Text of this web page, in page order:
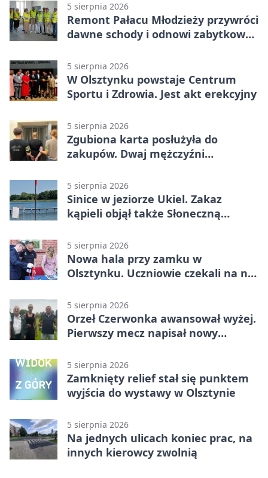
5 sierpnia 2026
Remont Pałacu Młodzieży przywróci
dawne schody i odnowi zabytkowy
5 sierpnia 2026
W Olsztynku powstaje Centrum
Sportu i Zdrowia. Jest akt erekcyjny
5 sierpnia 2026
Zgubiona karta posłużyła do
zakupów. Dwaj mężczyźni
5 sierpnia 2026
Sinice w jeziorze Ukiel. Zakaz
kąpieli objął także Słoneczną
5 sierpnia 2026
Nowa hala przy zamku w
Olsztynku. Uczniowie czekali na nią
5 sierpnia 2026
Orzeł Czerwonka awansował wyżej.
Pierwszy mecz napisał nowy
5 sierpnia 2026
Zamknięty relief stał się punktem
wyjścia do wystawy w Olsztynie
5 sierpnia 2026
Na jednych ulicach koniec prac, na
innych kierowcy zwolnią